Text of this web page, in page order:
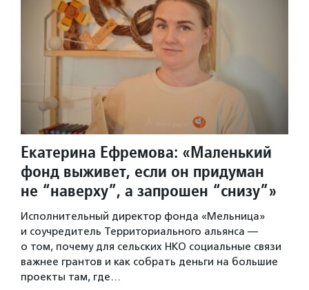
Екатерина Ефремова: «Маленький
фонд выживет, если он придуман
не “наверху”, а запрошен “снизу”»
Исполнительный директор фонда «Мельница»
и соучредитель Территориального альянса —
о том, почему для сельских НКО социальные связи
важнее грантов и как собрать деньги на большие
проекты там, где…